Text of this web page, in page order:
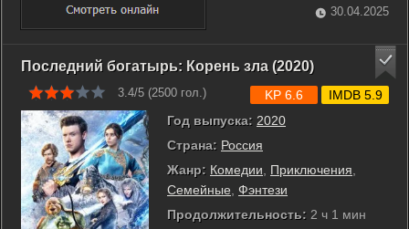
следует, скорее, местных жителей. ...
30.04.2025
Последний богатырь: Корень зла (2020)
3.4/5 (2500 гол.)
Год выпуска: 2020
Страна: Россия
Жанр: Комедии, Приключения,
Семейные, Фэнтези
Продолжительность: 2 ч 1 мин
KP 6.6 IMDB 5.9